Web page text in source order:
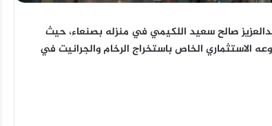
صالح سعيد اللكيمي في منزله بصنعاء، حيث
الخاص باستخراج الرخام والجرانيت في